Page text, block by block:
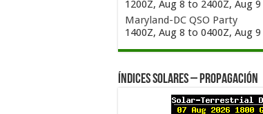
1200Z, Aug 8 to 2400Z, Aug 9
Maryland-DC QSO Party
1400Z, Aug 8 to 0400Z, Aug 9
Índices solares – Propagación